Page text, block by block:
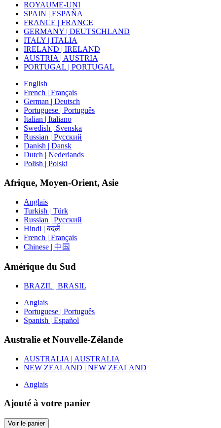
ROYAUME-UNI
SPAIN | ESPAÑA
FRANCE | FRANCE
GERMANY | DEUTSCHLAND
ITALY | ITALIA
IRELAND | IRELAND
AUSTRIA | AUSTRIA
PORTUGAL | PORTUGAL
English
French | Français
German | Deutsch
Portuguese | Português
Italian | Italiano
Swedish | Svenska
Russian | Русский
Danish | Dansk
Dutch | Nederlands
Polish | Polski
Afrique, Moyen-Orient, Asie
Anglais
Turkish | Türk
Russian | Русский
Hindi | बदलें
French | Français
Chinese | 中国
Amérique du Sud
BRAZIL | BRASIL
Anglais
Portuguese | Português
Spanish | Español
Australie et Nouvelle-Zélande
AUSTRALIA | AUSTRALIA
NEW ZEALAND | NEW ZEALAND
Anglais
Ajouté à votre panier
Voir le panier